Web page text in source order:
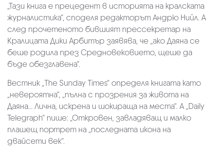
„Тази книга е прецедент в историята на кралската
журналистика“, споделя редакторът Андрю Нийл. А
след прочетеното бившият прессекретар на
Кралицата Дики Арбитър заявява, че „ако Даяна се
беше родила през Средновековието, щеше да
бъде обезглавена“.
Вестник „The Sunday Times“ определя книгата като
„невероятна“, „пълна с прозрения за живота на
Даяна... Лична, искрена и шокираща на места“. A „Daily
Telegraph“ пише: „Откровен, завладяващ и малко
плашещ портрет на „последната икона на
двайсети век“.